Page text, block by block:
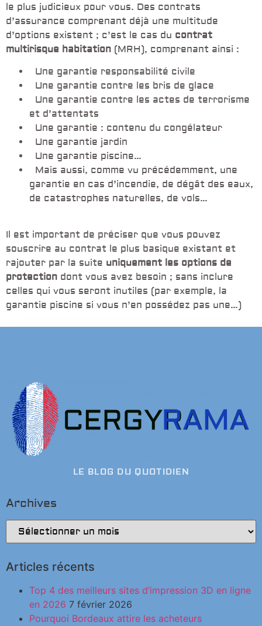
le plus judicieux pour vous. Des contrats
d’assurance comprenant déjà une multitude
d’options existent ; c’est le cas du contrat
multirisque habitation (MRH), comprenant ainsi :
Une garantie responsabilité civile
Une garantie contre les bris de glace
Une garantie contre les actes de terrorisme
et d’attentats
Une garantie : contenu du congélateur
Une garantie jardin
Une garantie piscine…
Mais aussi, comme vu précédemment, une
garantie en cas d’incendie, de dégât des eaux,
de catastrophes naturelles, de vols…
Il est important de préciser que vous pouvez
souscrire au contrat le plus basique existant et
rajouter par la suite uniquement les options de
protection dont vous avez besoin ; sans inclure
celles qui vous seront inutiles (par exemple, la
garantie piscine si vous n’en possédez pas une…)
LE BLOG DU QUOTIDIEN
Archives
Articles récents
Top 4 des meilleurs sites d’impression 3D en ligne
en 2026 7 février 2026
Pourquoi Bordeaux attire les acheteurs